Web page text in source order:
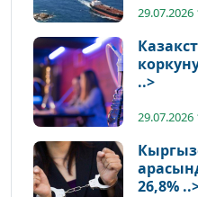
29.07.2026
..>
29.07.2026
26,8%